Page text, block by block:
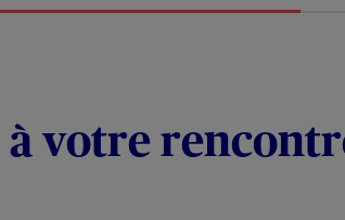
à votre